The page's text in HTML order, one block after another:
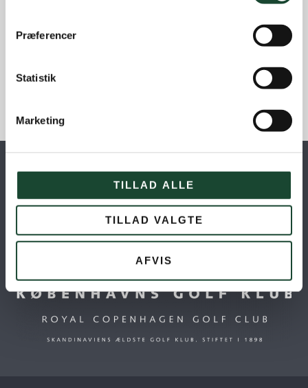
Præferencer
Statistik
Marketing
TILLAD ALLE
TILLAD VALGTE
AFVIS
Tirsdagsklubben resultater